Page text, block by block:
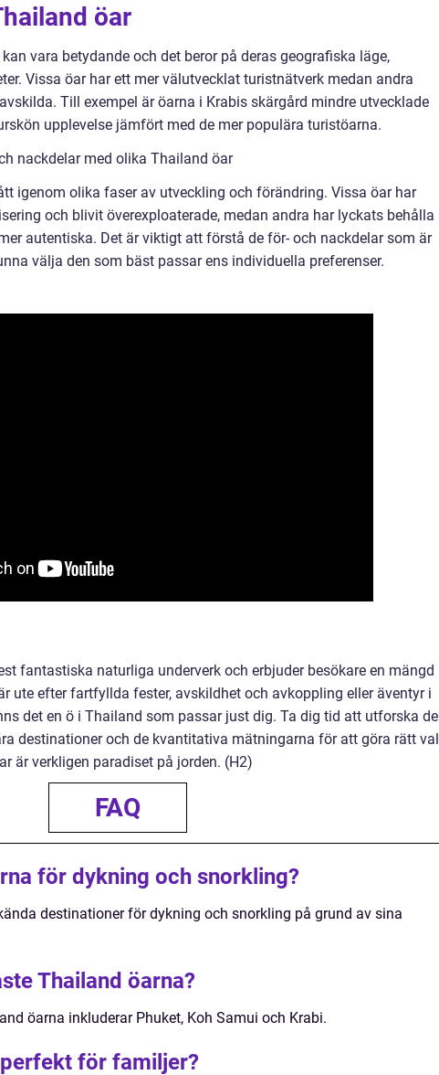
öar
vara betydande och det beror på deras geografiska läge,
Vissa öar har ett mer välutvecklat turistnätverk medan andra
Till exempel är öarna i Krabis skärgård mindre utvecklade
upplevelse jämfört med de mer populära turistöarna.
nackdelar med olika Thailand öar
igenom olika faser av utveckling och förändring. Vissa öar har
och blivit överexploaterade, medan andra har lyckats behålla
autentiska. Det är viktigt att förstå de för- och nackdelar som är
välja den som bäst passar ens individuella preferenser.
fantastiska naturliga underverk och erbjuder besökare en mängd
ute efter fartfyllda fester, avskildhet och avkoppling eller äventyr i
det en ö i Thailand som passar just dig. Ta dig tid att utforska de
destinationer och de kvantitativa mätningarna för att göra rätt val
är verkligen paradiset på jorden. (H2)
FAQ
för dykning och snorkling?
destinationer för dykning och snorkling på grund av sina
Thailand öarna?
öarna inkluderar Phuket, Koh Samui och Krabi.
för familjer?